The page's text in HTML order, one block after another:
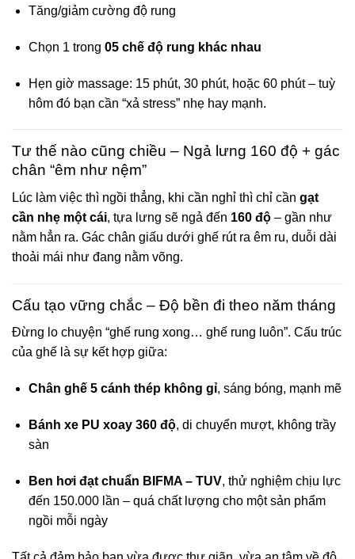
Tăng/giảm cường độ rung
Chọn 1 trong 05 chế độ rung khác nhau
Hẹn giờ massage: 15 phút, 30 phút, hoặc 60 phút – tuỳ
hôm đó bạn cần “xả stress” nhẹ hay mạnh.
Tư thế nào cũng chiều – Ngả lưng 160 độ + gác
chân “êm như nệm”
Lúc làm việc thì ngồi thẳng, khi cần nghỉ thì chỉ cần gạt
cần nhẹ một cái, tựa lưng sẽ ngả đến 160 độ – gần như
nằm hẳn ra. Gác chân giấu dưới ghế rút ra êm ru, duỗi dài
thoải mái như đang nằm võng.
Cấu tạo vững chắc – Độ bền đi theo năm tháng
Đừng lo chuyện “ghế rung xong… ghế rung luôn”. Cấu trúc
của ghế là sự kết hợp giữa:
Chân ghế 5 cánh thép không gỉ, sáng bóng, mạnh mẽ
Bánh xe PU xoay 360 độ, di chuyển mượt, không trầy
sàn
Ben hơi đạt chuẩn BIFMA – TUV, thử nghiệm chịu lực
đến 150.000 lần – quá chất lượng cho một sản phẩm
ngồi mỗi ngày